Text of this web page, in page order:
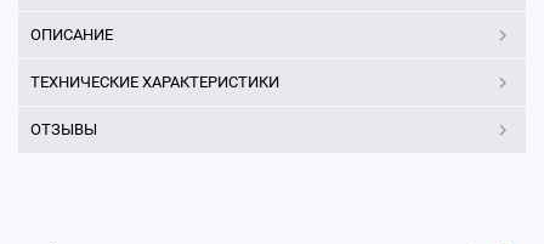
ОПИСАНИЕ
ТЕХНИЧЕСКИЕ ХАРАКТЕРИСТИКИ
ОТЗЫВЫ